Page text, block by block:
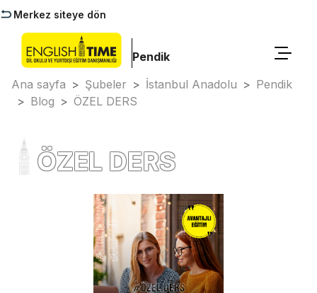
Merkez siteye dön
Pendik
Ana sayfa > Şubeler > İstanbul Anadolu > Pendik
> Blog > ÖZEL DERS
ÖZEL DERS